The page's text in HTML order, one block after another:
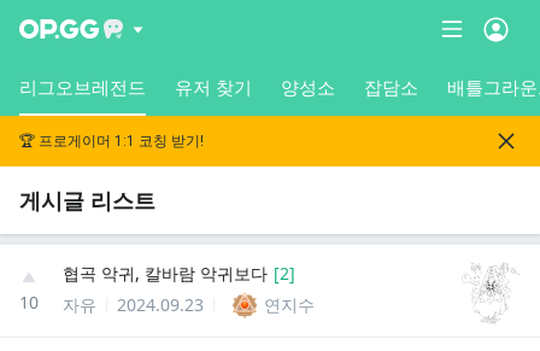
리그오브레전드 유저 찾기 양성소 잡담소 배틀그라
🏆 프로게이머 1:1 코칭 받기!
게시글 리스트
10
협곡 악귀, 칼바람 악귀보다 [2]
자유
2024.09.23 연지수